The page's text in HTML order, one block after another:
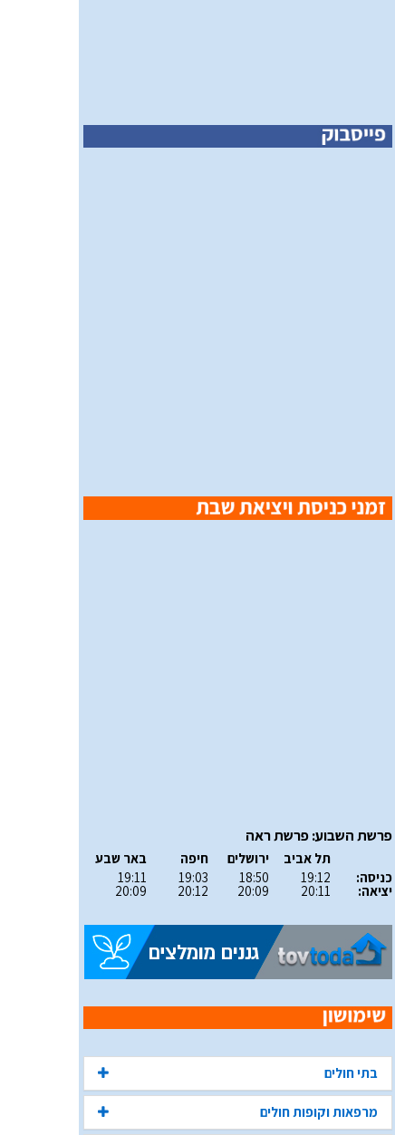
פרשת השבוע: פרשת ראה
כניסה:
יציאה:
תל אביב
19:12
20:11
ירושלים
18:50
20:09
חיפה
19:03
20:12
באר שבע
19:11
20:09
בתי חולים
מרפאות וקופות חולים